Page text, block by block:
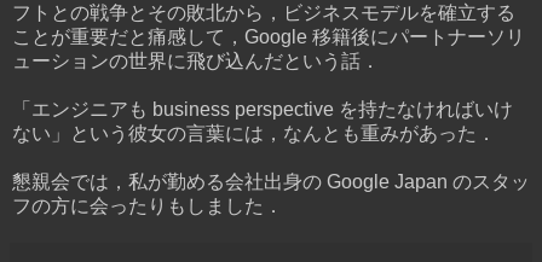
フトとの戦争とその敗北から，ビジネスモデルを確立する
ことが重要だと痛感して，Google 移籍後にパートナーソリ
ューションの世界に飛び込んだという話．
「エンジニアも business perspective を持たなければいけ
ない」という彼女の言葉には，なんとも重みがあった．
懇親会では，私が勤める会社出身の Google Japan のスタッ
フの方に会ったりもしました．